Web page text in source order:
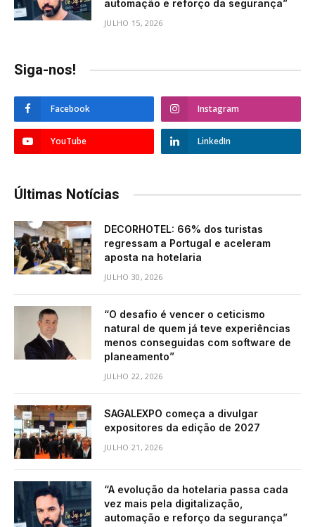
automação e reforço da segurança”
JULHO 15, 2026
Siga-nos!
Facebook Instagram
YouTube LinkedIn
Últimas Notícias
DECORHOTEL: 66% dos turistas
regressam a Portugal e aceleram
aposta na hotelaria
JULHO 30, 2026
“O desafio é vencer o ceticismo
natural de quem já teve experiências
menos conseguidas com software de
planeamento”
JULHO 22, 2026
SAGALEXPO começa a divulgar
expositores da edição de 2027
JULHO 21, 2026
“A evolução da hotelaria passa cada
vez mais pela digitalização,
automação e reforço da segurança”